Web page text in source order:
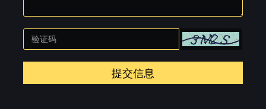
提交信息